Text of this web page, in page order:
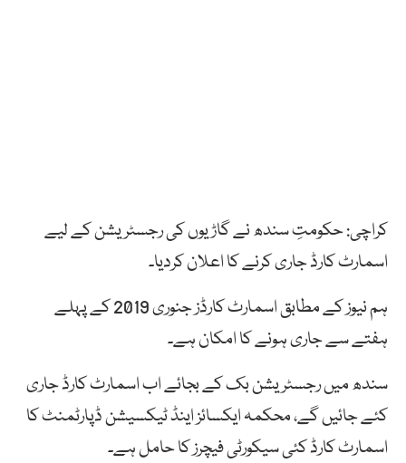
کراچی: حکومتِ سندھ نے گاڑیوں کی رجسٹریشن کے لیے
اسمارٹ کارڈ جاری کرنے کا اعلان کردیا۔
ہم نیوز کے مطابق اسمارٹ کارڈز جنوری 2019 کے پہلے
ہفتے سے جاری ہونے کا امکان ہے۔
سندھ میں رجسٹریشن بک کے بجائے اب اسمارٹ کارڈ جاری
کئے جائیں گے، محکمہ ایکسائز اینڈ ٹیکسیشن ڈپارٹمنٹ کا
اسمارٹ کارڈ کئی سیکورٹی فیچرز کا حامل ہے۔